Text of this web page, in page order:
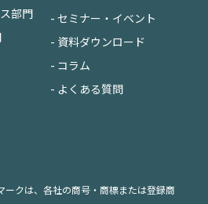
部門
- セミナー・イベント
- 資料ダウンロード
- コラム
- よくある質問
クは、各社の商号・商標または登録商